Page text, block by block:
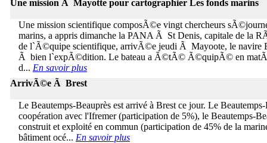
Une mission Ã Mayotte pour cartographier Les fonds marins
Une mission scientifique composÃ©e vingt chercheurs
marins, a appris dimanche la PANA Ã St Denis, capitale de la
de l`Ã©quipe scientifique, arrivÃ©e jeudi Ã Mayoote, le navire
Ã bien l`expÃ©dition. Le bateau a Ã©tÃ© Ã©quipÃ© en
d... En savoir plus
ArrivÃ©e Ã Brest
Le Beautemps-Beauprès est arrivé à Brest ce jour. Le
coopération avec l'Ifremer (participation de 5%), le Beautemps-
construit et exploité en commun (participation de 45% de la
bâtiment océ... En savoir plus